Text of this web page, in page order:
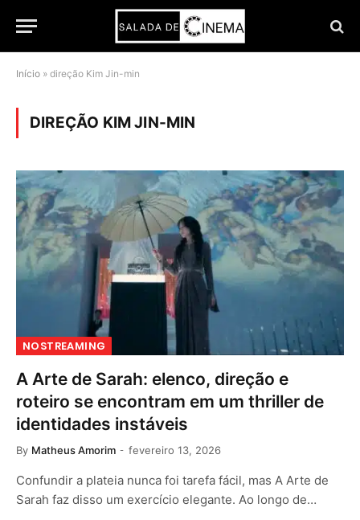
Início » direção Kim Jin-min
DIREÇÃO KIM JIN-MIN
NOSTREAMING
A Arte de Sarah: elenco, direção e
roteiro se encontram em um thriller de
identidades instáveis
By Matheus Amorim fevereiro 13, 2026
Confundir a plateia nunca foi tarefa fácil, mas A Arte de
Sarah faz disso um exercício elegante. Ao longo de…